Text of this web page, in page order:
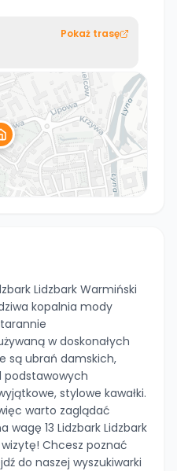
Pokaż trasę
Lidzbark Warmiński
kopalnia mody
w doskonałych
są ubrań damskich,
stylowe kawałki.
warto zaglądać
wagę 13 Lidzbark Lidzbark
Chcesz poznać
do naszej wyszukiwarki